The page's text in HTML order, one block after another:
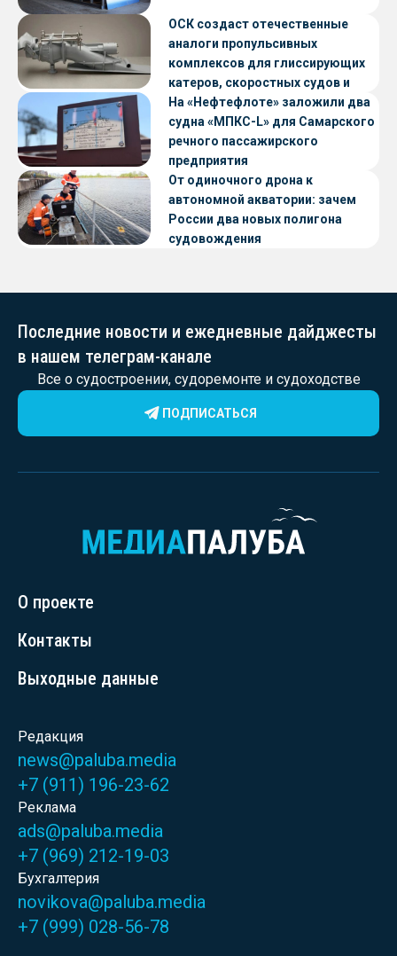
ОСК создаст отечественные
аналоги пропульсивных
комплексов для глиссирующих
катеров, скоростных судов и
судов с малой осадкой
На «Нефтефлоте» заложили два
судна «МПКС-L» для Самарского
речного пассажирского
предприятия
От одиночного дрона к
автономной акватории: зачем
России два новых полигона
судовождения
Последние новости и ежедневные дайджесты
в нашем телеграм-канале
Все о судостроении, судоремонте и судоходстве
ПОДПИСАТЬСЯ
О проекте
Контакты
Выходные данные
Редакция
news@paluba.media
+7 (911) 196-23-62
Реклама
ads@paluba.media
+7 (969) 212-19-03
Бухгалтерия
novikova@paluba.media
+7 (999) 028-56-78